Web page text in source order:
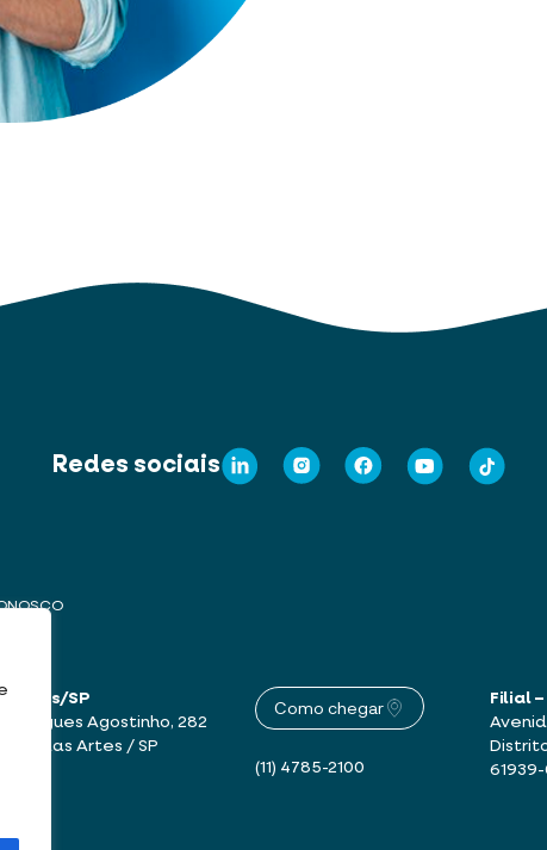
Redes sociais
Artes/SP
Agostinho, 282
das Artes / SP
Como chegar
(11) 4785-2100
Filial